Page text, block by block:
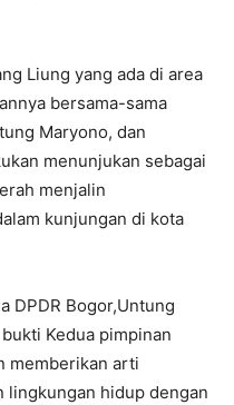
Liung yang ada di area
bersama-sama
Maryono, dan
menunjukan sebagai
menjalin
kunjungan di kota
DPDR Bogor,Untung
Kedua pimpinan
memberikan arti
lingkungan hidup dengan